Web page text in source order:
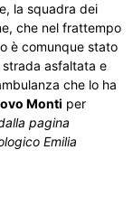
la squadra dei
che nel frattempo
è comunque stato
asfaltata e
che lo ha
Monti per
pagina
Emilia